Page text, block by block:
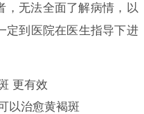
，无法全面了解病情，以
定到医院在医生指导下进
更有效
以治愈黄褐斑